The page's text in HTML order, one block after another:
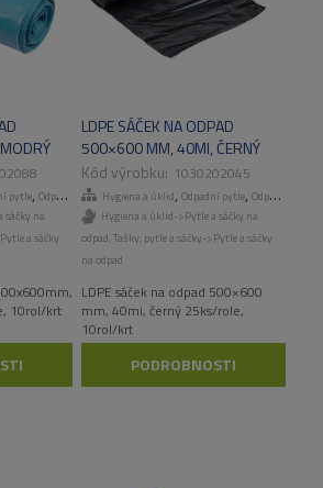
pytle, Odpadní pytle ,Tašky, pytle a sáčky
sáčky na
a sáčky
10rol/krt
LDPE SÁČEK NA ODPAD
500×600 MM, 40MI, ČERNÝ
25KS/ROLE, 10ROL/KART
1030202045
Hygiena a úklid, Odpadní pytle, Odpadní pytle
Hygiena a úklid->Pytle a sáčky na
odpad Tašky, pytle a sáčky->Pytle a sáčky
na odpad
LDPE sáček na odpad 500×600
mm, 40mi, černý 25ks/role,
10rol/krt
PODROBNOSTI